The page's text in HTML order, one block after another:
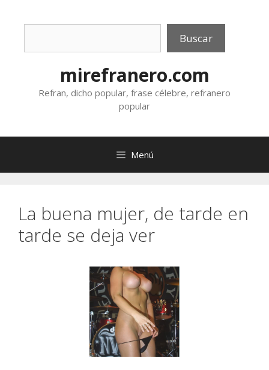
Buscar
mirefranero.com
Refran, dicho popular, frase célebre, refranero
popular
Menú
La buena mujer, de tarde en
tarde se deja ver